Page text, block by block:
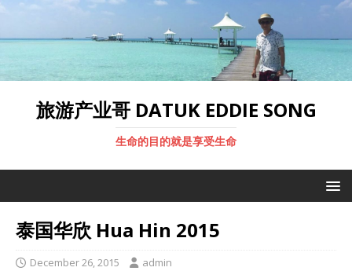
旅游产业哥 DATUK EDDIE SONG
生命的目的就是享受生命
泰国华欣 Hua Hin 2015
December 26, 2015 admin